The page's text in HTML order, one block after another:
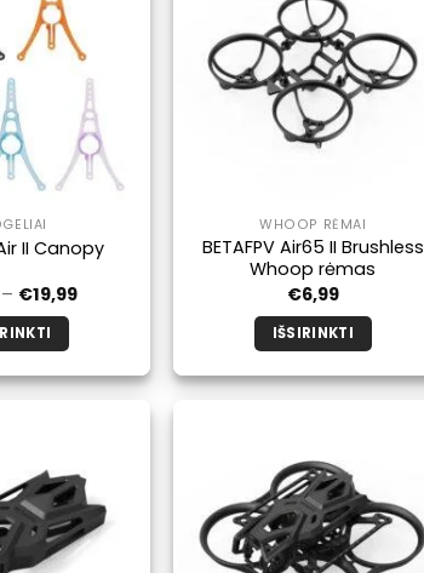
II Canopy
– €19,99Kainų
€19,99
produktas
variantus.
Galimybe
galite
pasirinkti
WHOOP RĖMAI
BETAFPV Air65 II Brushless
Whoop rėmas
€6,99
IŠSIRINKTI
produktas
variantus.
Galimybe
galite
pasirinkti